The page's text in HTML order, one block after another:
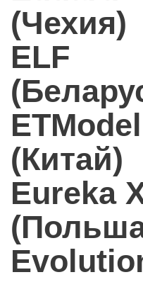
(Чехия)
ELF
ETModel
(Китай)
Eureka